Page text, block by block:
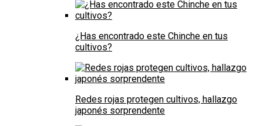
¿Has encontrado este Chinche en tus
cultivos?
Redes rojas protegen cultivos, hallazgo
japonés sorprendente